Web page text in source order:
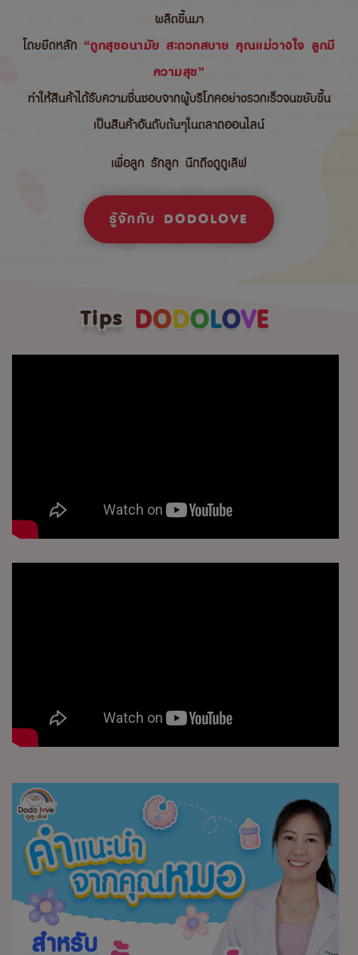
ผลิตขึ้นมา
โดยยึดหลัก “ถูกสุขอนามัย สะดวกสบาย คุณแม่วางใจ ลูกมี
ความสุข”
ทำให้สินค้าได้รับความชื่นชอบจากผู้บริโภคอย่างรวกเร็วจนขยับขึ้น
เป็นสินค้าอันดับต้นๆในตลาดออนไลน์
เพื่อลูก รักลูก นึกถึงดูดูเลิฟ
รู้จักกับ DODOLOVE
Tips